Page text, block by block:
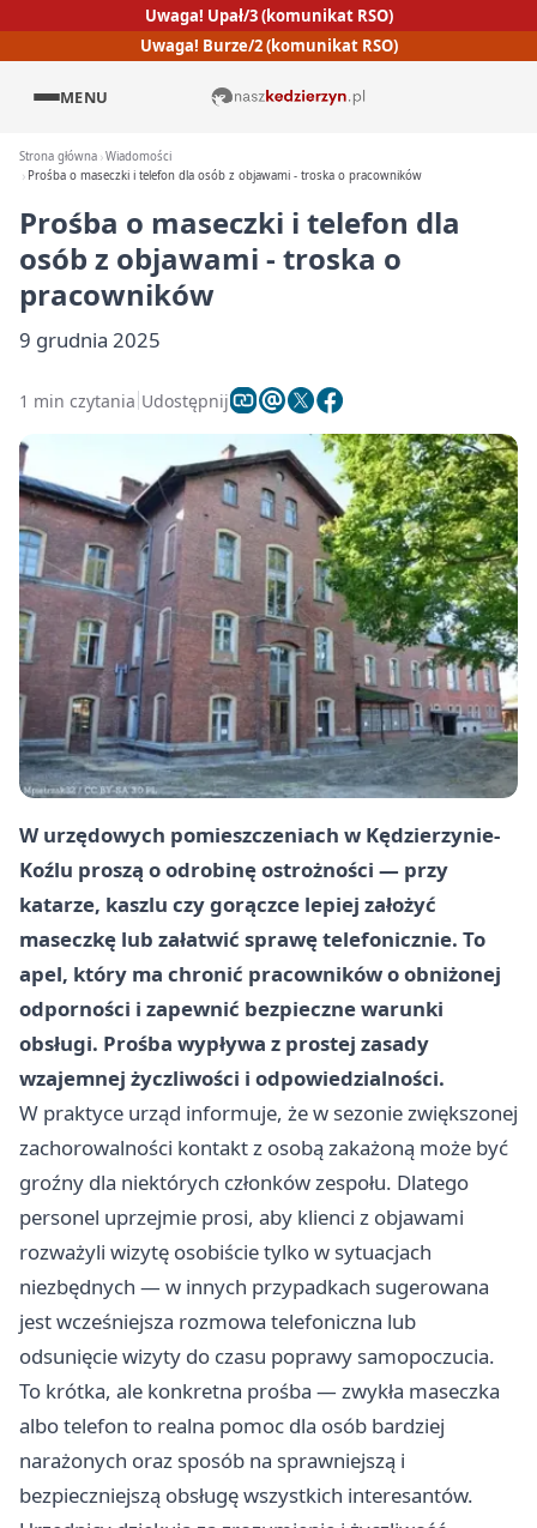
Uwaga! Upał/3 (komunikat RSO)
Uwaga! Burze/2 (komunikat RSO)
MENU
Strona główna Wiadomości
Prośba o maseczki i telefon dla osób z objawami - troska o pracowników
Prośba o maseczki i telefon dla
osób z objawami - troska o
pracowników
9 grudnia 2025
1 min czytania Udostępnij
W urzędowych pomieszczeniach w Kędzierzynie-
Koźlu proszą o odrobinę ostrożności — przy
katarze, kaszlu czy gorączce lepiej założyć
maseczkę lub załatwić sprawę telefonicznie. To
apel, który ma chronić pracowników o obniżonej
odporności i zapewnić bezpieczne warunki
obsługi. Prośba wypływa z prostej zasady
wzajemnej życzliwości i odpowiedzialności.
W praktyce urząd informuje, że w sezonie zwiększonej
zachorowalności kontakt z osobą zakażoną może być
groźny dla niektórych członków zespołu. Dlatego
personel uprzejmie prosi, aby klienci z objawami
rozważyli wizytę osobiście tylko w sytuacjach
niezbędnych — w innych przypadkach sugerowana
jest wcześniejsza rozmowa telefoniczna lub
odsunięcie wizyty do czasu poprawy samopoczucia.
To krótka, ale konkretna prośba — zwykła maseczka
albo telefon to realna pomoc dla osób bardziej
narażonych oraz sposób na sprawniejszą i
bezpieczniejszą obsługę wszystkich interesantów.